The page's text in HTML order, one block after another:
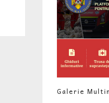
Galerie